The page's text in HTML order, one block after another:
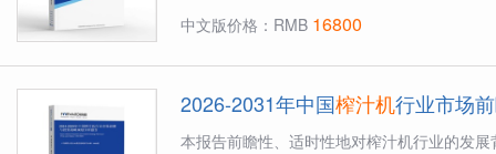
中文版价格：RMB 16800
2026-2031年中国榨汁机行业市场
本报告前瞻性、适时性地对榨汁机行业的发